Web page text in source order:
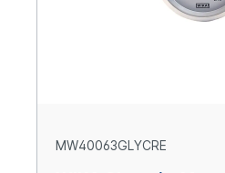
MW40063GLYCRE